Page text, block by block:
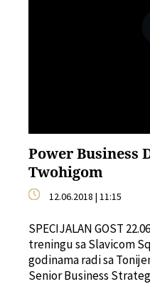
Power Business
Twohigom
12.06.2018 | 11:15
SPECIJALAN GOST
treningu sa Slavicom
godinama radi sa
Senior Business